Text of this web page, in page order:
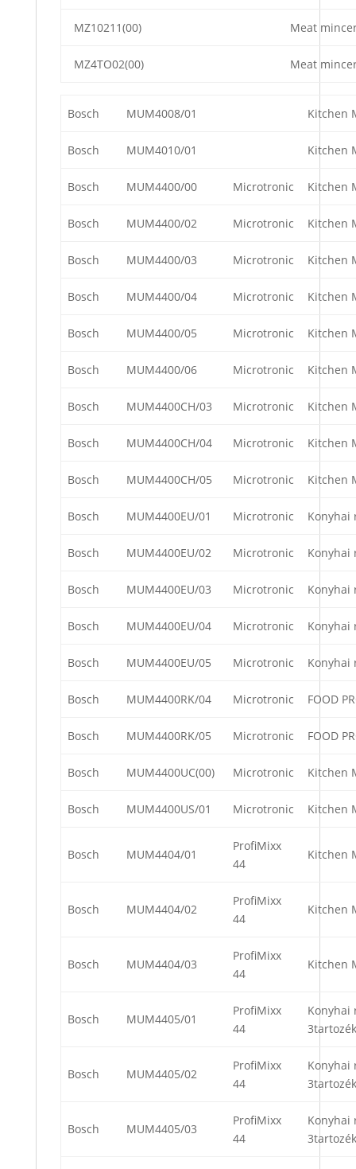
MZ10211(00) Meat
MZ4TO02(00) Meat
Bosch MUM4008/01 Kitchen
Bosch MUM4010/01 Kitchen
Bosch MUM4400/00 Microtronic Kitchen
Bosch MUM4400/02 Microtronic Kitchen
Bosch MUM4400/03 Microtronic Kitchen
Bosch MUM4400/04 Microtronic Kitchen
Bosch MUM4400/05 Microtronic Kitchen
Bosch MUM4400/06 Microtronic Kitchen
Bosch MUM4400CH/03 Microtronic Kitchen
Bosch MUM4400CH/04 Microtronic Kitchen
Bosch MUM4400CH/05 Microtronic Kitchen
Bosch MUM4400EU/01 Microtronic Konyhai
Bosch MUM4400EU/02 Microtronic Konyhai
Bosch MUM4400EU/03 Microtronic Konyhai
Bosch MUM4400EU/04 Microtronic Konyhai
Bosch MUM4400EU/05 Microtronic Konyhai
Bosch MUM4400RK/04 Microtronic FOOD
Bosch MUM4400RK/05 Microtronic FOOD
Bosch MUM4400UC(00) Microtronic Kitchen
Bosch MUM4400US/01 Microtronic Kitchen
Bosch MUM4404/01
ProfiMixx
44
Kitchen
Bosch MUM4404/02
ProfiMixx
44
Kitchen
Bosch MUM4404/03
ProfiMixx
44
Kitchen
Bosch MUM4405/01
ProfiMixx
44
Konyhai
Bosch MUM4405/02
ProfiMixx
44
Konyhai
Bosch MUM4405/03
ProfiMixx
44
Konyhai